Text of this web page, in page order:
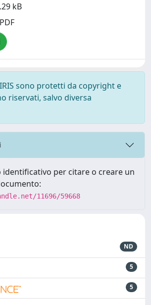
kB
sono protetti da copyright e
riservati, salvo diversa
identificativo per citare o creare un
11696/59668
ND
5
5